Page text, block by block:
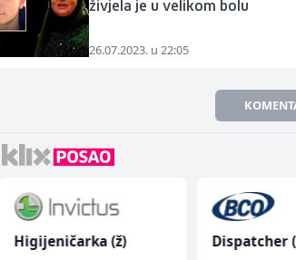
živjela je u velikom bolu
26.07.2023. u 22:05
Higijeničarka (ž) Dispatcher